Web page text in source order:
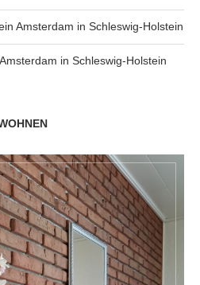
Amsterdam in Schleswig-Holstein
in Schleswig-Holstein